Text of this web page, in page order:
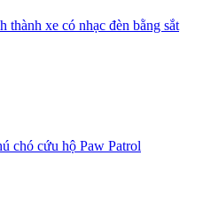
thành xe có nhạc đèn bằng sắt
chó cứu hộ Paw Patrol